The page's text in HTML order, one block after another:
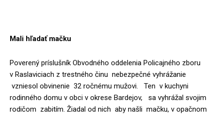
Mali hľadať mačku
Poverený príslušník Obvodného oddelenia Policajného zboru
v Raslaviciach z trestného činu nebezpečné vyhrážanie
vzniesol obvinenie 32 ročnému mužovi. Ten v kuchyni
rodinného domu v obci v okrese Bardejov, sa vyhrážal svojim
rodičom zabitím. Žiadal od nich aby našli mačku, v opačnom